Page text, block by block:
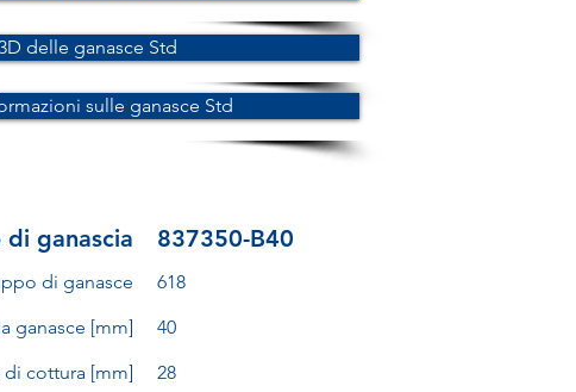
delle ganasce Std
sulle ganasce Std
di ganascia
di ganasce
ganasce [mm]
cottura [mm]
837350-B40
618
40
28